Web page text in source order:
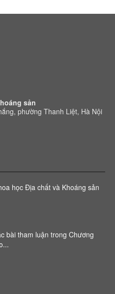
sản
phường Thanh Liệt, Hà Nội
học Địa chất và Khoáng sản
bài tham luận trong Chương